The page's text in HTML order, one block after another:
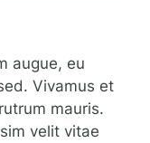
augue, eu
Vivamus et
mauris.
velit vitae